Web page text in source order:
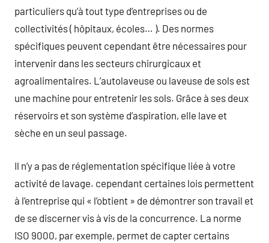
particuliers qu’à tout type d’entreprises ou de
collectivités ( hôpitaux, écoles… ). Des normes
spécifiques peuvent cependant être nécessaires pour
intervenir dans les secteurs chirurgicaux et
agroalimentaires. L’autolaveuse ou laveuse de sols est
une machine pour entretenir les sols. Grâce à ses deux
réservoirs et son système d’aspiration, elle lave et
sèche en un seul passage.
Il n’y a pas de réglementation spécifique liée à votre
activité de lavage. cependant certaines lois permettent
à l’entreprise qui « l’obtient » de démontrer son travail et
de se discerner vis à vis de la concurrence. La norme
ISO 9000, par exemple, permet de capter certains